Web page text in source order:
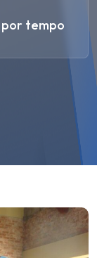
tempo